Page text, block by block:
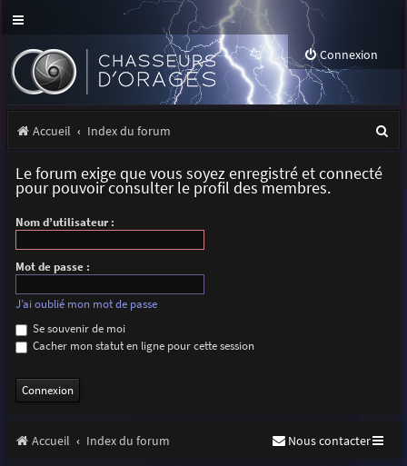
Connexion
Accueil Index du forum
Le forum exige que vous soyez enregistré et connecté
pour pouvoir consulter le profil des membres.
Nom d’utilisateur :
Mot de passe :
J’ai oublié mon mot de passe
Se souvenir de moi
Cacher mon statut en ligne pour cette session
Accueil Index du forum Nous contacter